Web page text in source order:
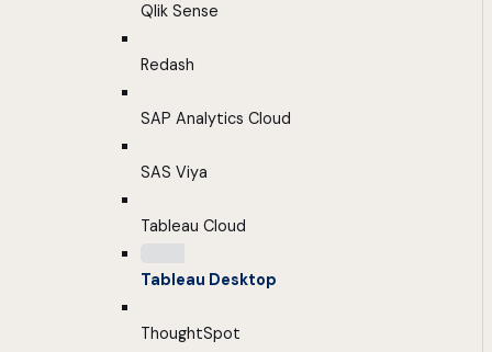
Qlik Sense
Redash
SAP Analytics Cloud
SAS Viya
Tableau Cloud
Tableau Desktop
ThoughtSpot